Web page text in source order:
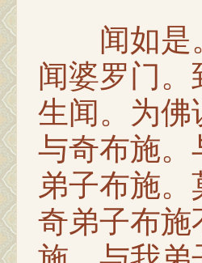
闻如是。
闻婆罗门
生闻。为佛
与奇布施。
弟子布施
奇弟子布施